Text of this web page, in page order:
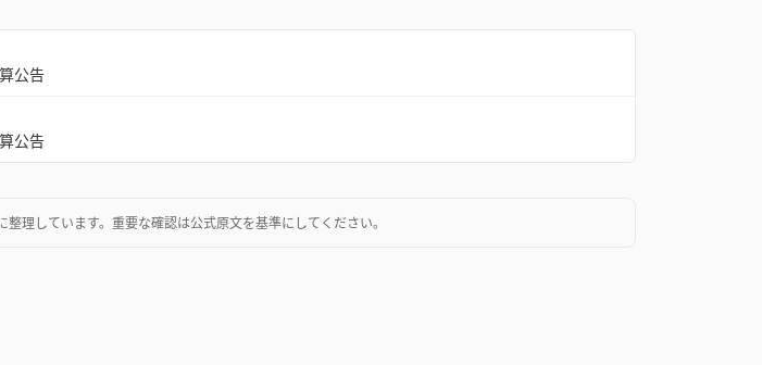
公告
公告
整理しています。重要な確認は公式原文を基準にしてください。